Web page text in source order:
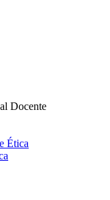
Docente
Ética